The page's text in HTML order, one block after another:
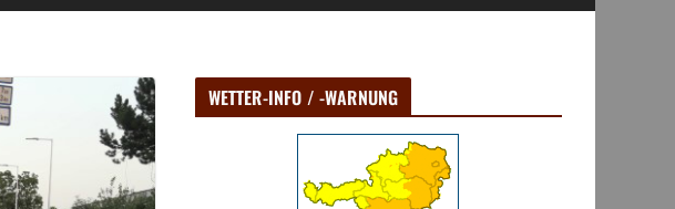
WETTER-INFO / -WARNUNG